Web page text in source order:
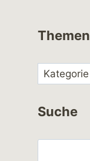
Themen
Suche